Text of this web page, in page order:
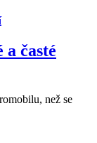
časté
než se